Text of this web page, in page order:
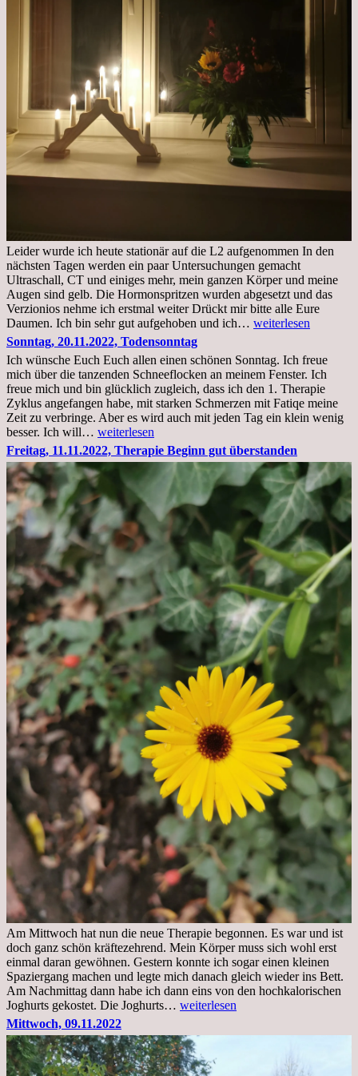
Leider wurde ich heute stationär auf die L2 aufgenommen In den
nächsten Tagen werden ein paar Untersuchungen gemacht
Ultraschall, CT und einiges mehr, mein ganzen Körper und meine
Augen sind gelb. Die Hormonspritzen wurden abgesetzt und das
Verzionios nehme ich erstmal weiter Drückt mir bitte alle Eure
Daumen. Ich bin sehr gut aufgehoben und ich… Mittwoch.
Krankenhaus
stationär
weiterlesen
Sonntag, 20.11.2022, Todensonntag
Ich wünsche Euch Euch allen einen schönen Sonntag. Ich freue
mich über die tanzenden Schneeflocken an meinem Fenster. Ich
freue mich und bin glücklich zugleich, dass ich den 1. Therapie
Zyklus angefangen habe, mit starken Schmerzen mit Fatiqe meine
Zeit zu verbringe. Aber es wird auch mit jeden Tag ein klein wenig
besser. Ich will… Sonntag,
20.11.2022,
Todensonntag
weiterlesen
Freitag, 11.11.2022, Therapie Beginn gut überstanden
Am Mittwoch hat nun die neue Therapie begonnen. Es war und ist
doch ganz schön kräftezehrend. Mein Körper muss sich wohl erst
einmal daran gewöhnen. Gestern konnte ich sogar einen kleinen
Spaziergang machen und legte mich danach gleich wieder ins Bett.
Am Nachmittag dann habe ich dann eins von den hochkalorischen
Joghurts gekostet. Die Joghurts… Freitag,
Therapie
Beginn
gut
weiterlesen
Mittwoch, 09.11.2022